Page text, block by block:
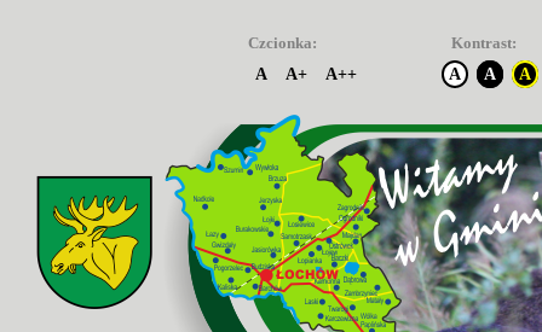
Czcionka:
A
A+ A++
Kontrast:
A
A A